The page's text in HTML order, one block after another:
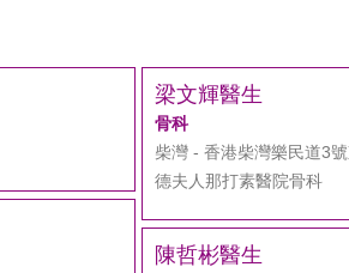
梁文輝醫生
骨科
柴灣 - 香港柴灣樂民道3
德夫人那打素醫院骨科
陳哲彬醫生